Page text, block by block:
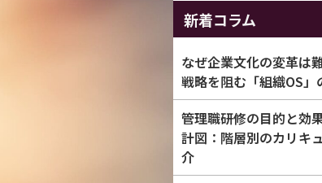
新着コラム
なぜ企業文化の変革は
戦略を阻む「組織OS」
管理職研修の目的と効
計図：階層別のカリキ
介